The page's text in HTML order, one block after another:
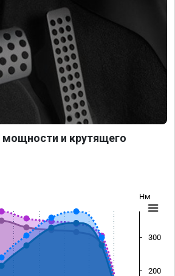
мощности и крутящего
Нм
200
300